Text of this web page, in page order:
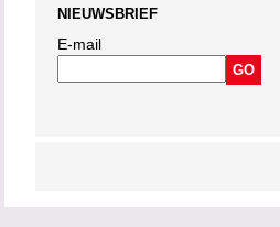
NIEUWSBRIEF
E-mail